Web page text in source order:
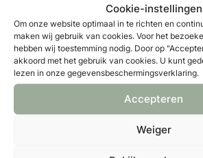
Cookie-instellingen
Om onze website optimaal in te richten en
maken wij gebruik van cookies. Voor het
hebben wij toestemming nodig. Door op
akkoord met het gebruik van cookies. U kunt
lezen in onze gegevensbeschermingsverklaring.
Accepteren
Weiger
X Tevens is Angelique bestuurslid bij
Weddingplannsers | BOW, onderdeel
Trouwbranche Nederland| STNL. Hier
met communicatie, waaronder socials.
www.angeliquebruijnesteijn.nl